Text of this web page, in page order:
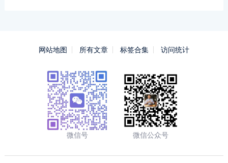
网站地图 所有文章 标签合集 访问统计
微信号 微信公众号